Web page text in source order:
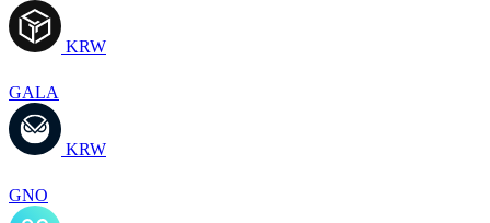
KRW
GALA
KRW
GNO